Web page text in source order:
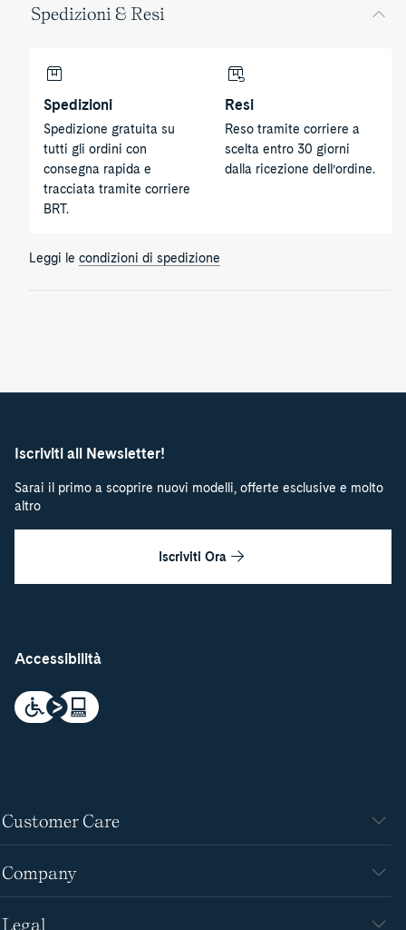
Spedizioni & Resi
Spedizioni
Spedizione gratuita su
tutti gli ordini con
consegna rapida e
tracciata tramite corriere
BRT.
Resi
Reso tramite corriere a
scelta entro 30 giorni
dalla ricezione dell’ordine.
Leggi le condizioni di spedizione
Accessibilità
Customer Care
Company
Legal
Iscriviti all Newsletter!
Sarai il primo a scoprire nuovi modelli, offerte esclusive e molto
altro
Iscriviti Ora